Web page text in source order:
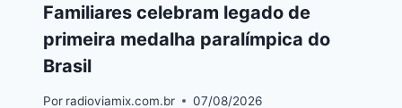
Familiares celebram legado de
primeira medalha paralímpica do
Brasil
Por radioviamix.com.br 07/08/2026